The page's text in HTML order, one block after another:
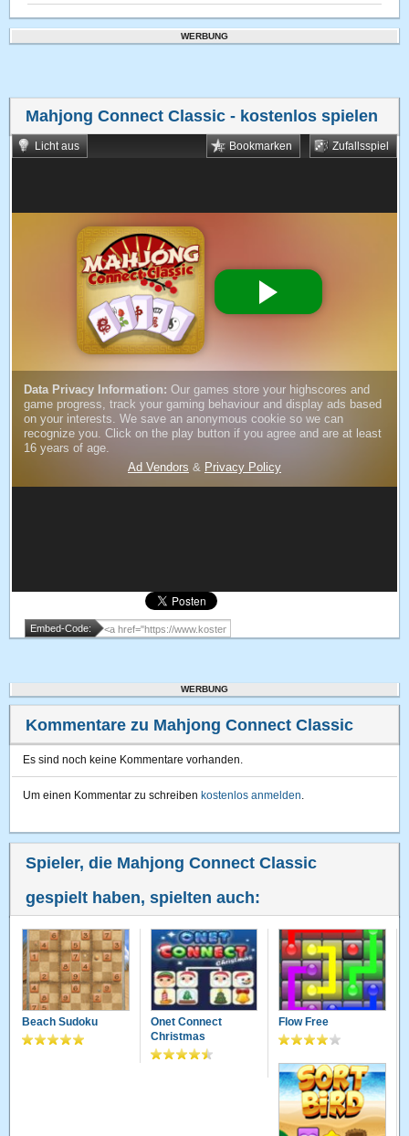
WERBUNG
Mahjong Connect Classic - kostenlos spielen
Licht aus Zufallsspiel
Bookmarken
Embed-Code:
WERBUNG
Kommentare zu Mahjong Connect Classic
Es sind noch keine Kommentare vorhanden.
Um einen Kommentar zu schreiben kostenlos anmelden.
Spieler, die Mahjong Connect Classic
gespielt haben, spielten auch:
Beach Sudoku
Onet Connect
Christmas
Flow Free